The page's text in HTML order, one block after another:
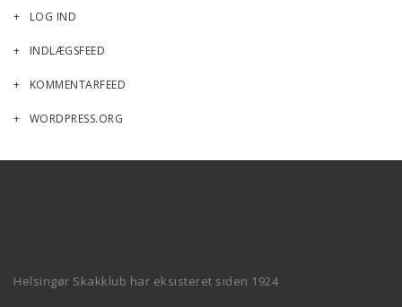
LOG IND
INDLÆGSFEED
KOMMENTARFEED
WORDPRESS.ORG
Helsingør Skakklub har eksisteret siden 1924